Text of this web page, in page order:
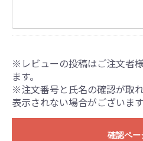
※レビューの投稿はご注文者
ます。
※注文番号と氏名の確認が取
表示されない場合がございま
確認ペー